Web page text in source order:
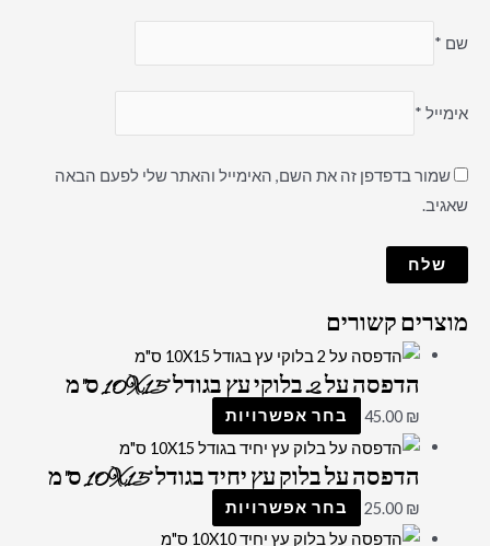
שם *
אימייל *
שמור בדפדפן זה את השם, האימייל והאתר שלי לפעם הבאה
שאגיב.
מוצרים קשורים
הדפסה על 2 בלוקי עץ בגודל 10X15 ס"מ
45.00 ₪ בחר אפשרויות
הדפסה על בלוק עץ יחיד בגודל 10X15 ס"מ
25.00 ₪ בחר אפשרויות